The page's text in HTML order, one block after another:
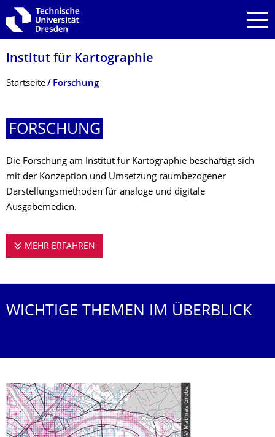
Zur Hauptnavigation springen
Zur Suche springen
Zum Inhalt springen
Institut für Kartographie
Breadcrumb-Menü
Startseite Forschung
FORSCHUNG
Die Forschung am Institut für Kartographie beschäftigt sich
mit der Konzeption und Umsetzung raumbezogener
Darstellungsmethoden für analoge und digitale
Ausgabemedien.
MEHR ERFAHREN
WICHTIGE THEMEN IM ÜBERBLICK
© Mathias Gröbe